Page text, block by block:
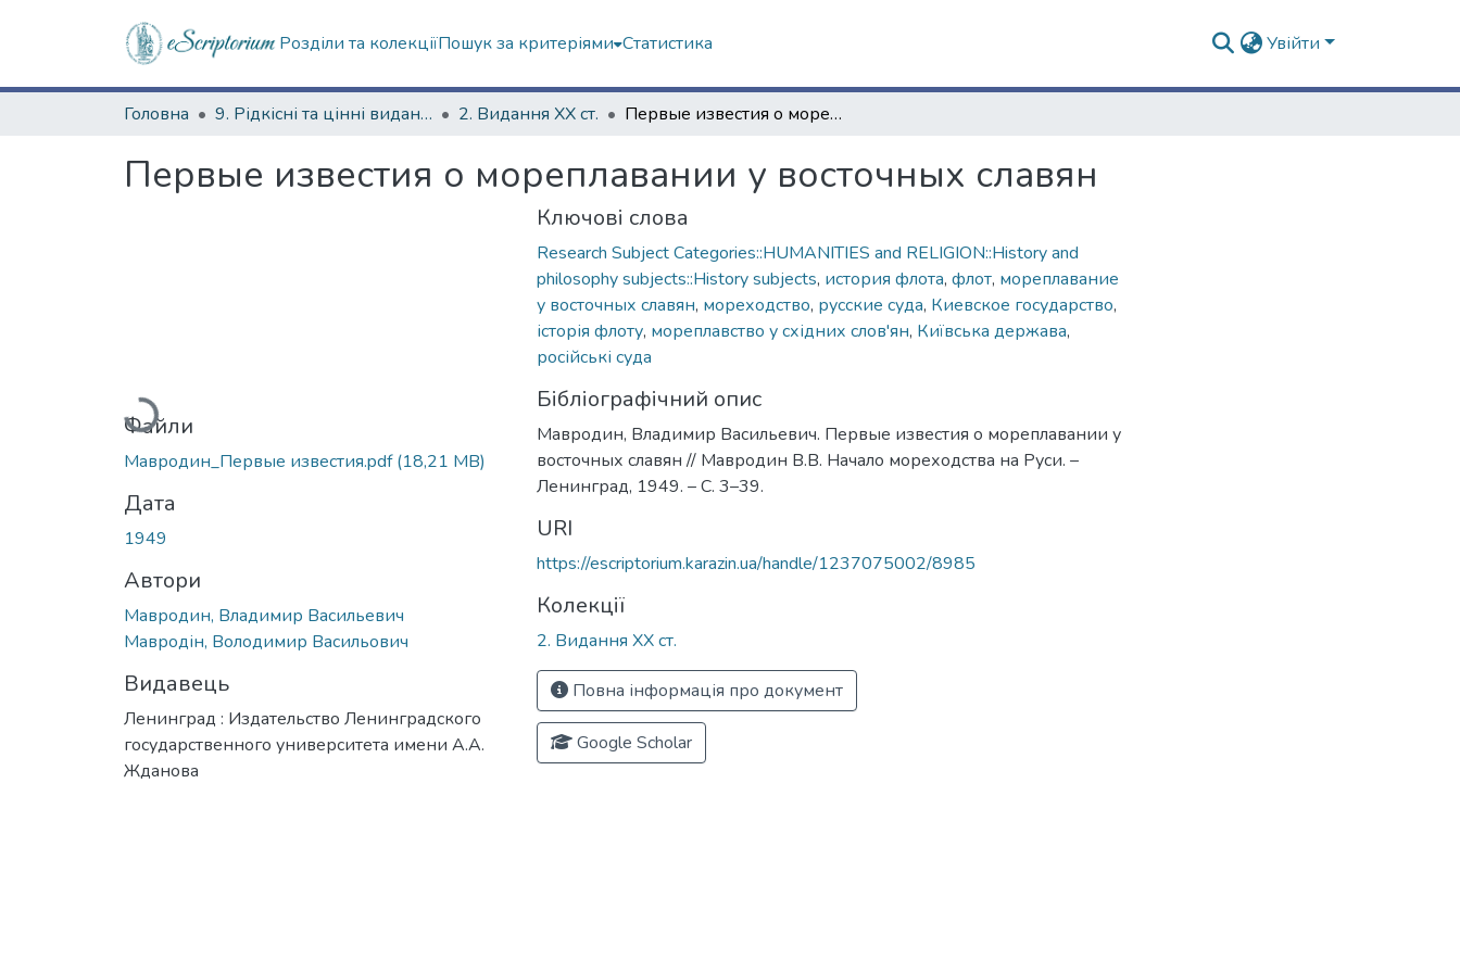
Розділи та колекціїПошук за критеріями Статистика Увійти
Головна 9. Рідкісні та цінні видання 2. Видання ХХ ст. Первые известия о мореплавании у восточных славян
Первые известия о мореплавании у восточных славян
Вантажиться...
Файли
Мавродин_Первые известия.pdf(18,21 MB)
Дата
1949
Автори
Мавродин, Владимир Васильевич
Мавродін, Володимир Васильович
Видавець
Ленинград : Издательство Ленинградского
государственного университета имени А.А.
Жданова
Ключові слова
Research Subject Categories::HUMANITIES and RELIGION::History and
philosophy subjects::History subjects, история флота, флот, мореплавание
у восточных славян, мореходство, русские суда, Киевское государство,
історія флоту, мореплавство у східних слов'ян, Київська держава,
російські суда
Бібліографічний опис
Мавродин, Владимир Васильевич. Первые известия о мореплавании у
восточных славян // Мавродин В.В. Начало мореходства на Руси. –
Ленинград, 1949. – С. 3–39.
URI
https://escriptorium.karazin.ua/handle/1237075002/8985
Колекції
2. Видання ХХ ст.
Повна інформація про документ
Google Scholar